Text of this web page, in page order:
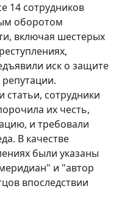
14 сотрудников
оборотом
включая шестерых
иск о защите
статьи, сотрудники
их честь,
и требовали
В качестве
были указаны
и "автор
впоследствии